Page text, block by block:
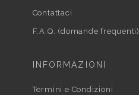
Contattaci
F.A.Q. (domande frequenti)
INFORMAZIONI
Termini e Condizioni